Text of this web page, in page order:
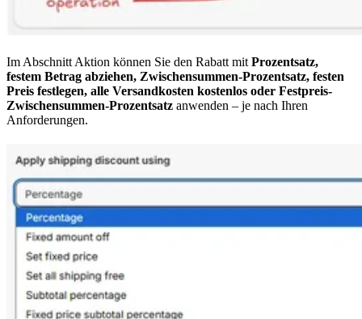
Im Abschnitt Aktion können Sie den Rabatt mit Prozentsatz,
festem Betrag abziehen, Zwischensummen-Prozentsatz, festen
Preis festlegen, alle Versandkosten kostenlos oder Festpreis-
Zwischensummen-Prozentsatz anwenden – je nach Ihren
Anforderungen.